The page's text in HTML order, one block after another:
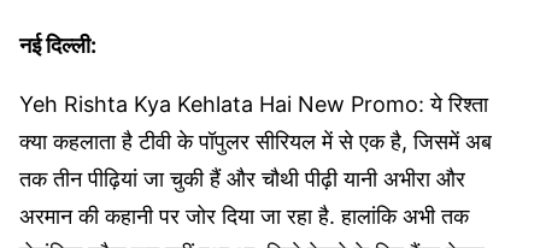
नई दिल्ली:
Yeh Rishta Kya Kehlata Hai New Promo: ये रिश्ता
क्या कहलाता है टीवी के पॉपुलर सीरियल में से एक है, जिसमें अब
तक तीन पीढ़ियां जा चुकी हैं और चौथी पीढ़ी यानी अभीरा और
अरमान की कहानी पर जोर दिया जा रहा है. हालांकि अभी तक